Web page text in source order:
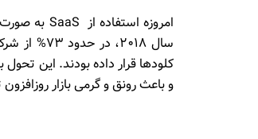
سال
کلودها قرار داده بودند. این
و باعث رونق و گرمی بازار